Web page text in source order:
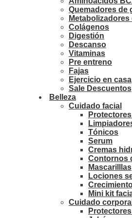
Quemadores de
Colágenos
Digestión
Descanso
Vitaminas
Pre entreno
Fajas
Ejercicio en casa
Sale Descuentos
Belleza
Cuidado facial
Tónicos
Serum
Cremas
Contornos
Mascarilllas
Lociones
Mini kit
Cuidado corporal